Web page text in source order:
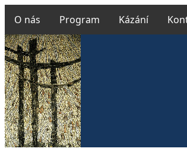
O nás Program Kázání